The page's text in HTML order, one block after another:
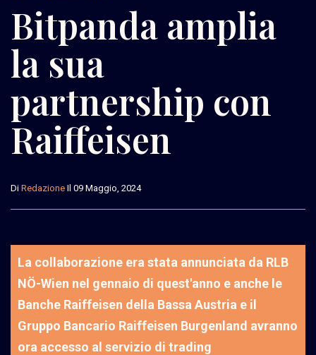
Bitpanda amplia
la sua
partnership con
Raiffeisen
Di Redazione Il 09 Maggio, 2024
​​La collaborazione era stata annunciata da RLB
NÖ-Wien nel gennaio di quest'anno e anche le
Banche Raiffeisen della Bassa Austria e il
Gruppo Bancario Raiffeisen Burgenland avranno
ora accesso al servizio di trading